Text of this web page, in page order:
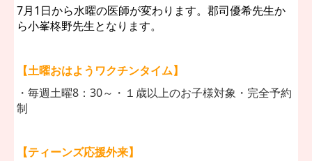
7月1日から水曜の医師が変わります。郡司優希先生か
ら小峯柊野先生となります。
【土曜おはようワクチンタイム】
・毎週土曜8：30～・１歳以上のお子様対象・完全予約
制
【ティーンズ応援外来】